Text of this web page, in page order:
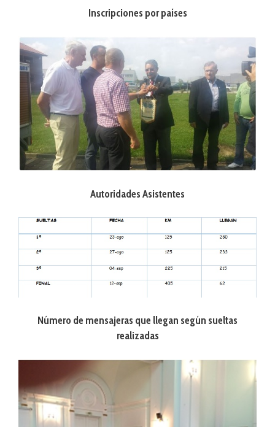
Inscripciones por países
Autoridades Asistentes
Número de mensajeras que llegan según sueltas
realizadas